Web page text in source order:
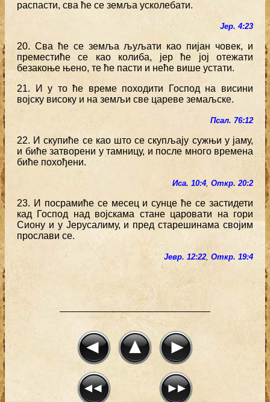
распасти, сва ће се земља усколебати.
Јер. 4:23
20. Сва ће се земља љуљати као пијан човек, и
преместиће се као колиба, јер ће јој отежати
безакоње њено, те ће пасти и неће више устати.
21. И у то ће време походити Господ на висини
војску високу и на земљи све цареве земаљске.
Псал. 76:12
22. И скупиће се као што се скупљају сужњи у јаму,
и биће затворени у тамницу, и после много времена
биће похођени.
Иса. 10:4, Откр. 20:2
23. И посрамиће се месец и сунце ће се застидети
кад Господ над војскама стане царовати на гори
Сиону и у Јерусалиму, и пред старешинама својим
прослави се.
Јевр. 12:22, Откр. 19:4